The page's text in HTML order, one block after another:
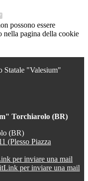
possono essere
nella pagina della cookie
Statale "Valesium"
Torchiarolo (BR)
(BR)
(Plesso Piazza
per inviare una mail
Link per inviare una mail